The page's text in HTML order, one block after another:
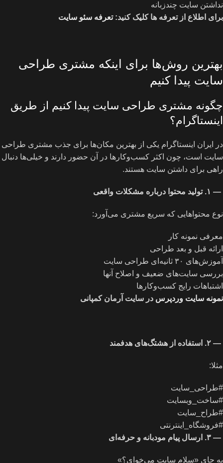
نداشتن سایت چندزبانه
برای اطلاع از تعرفه ها کلیک کنید:تعرفه سئو سایت
بهترین روش‌ها برای اینکه مشتری طراحی
سایت پیدا کنیم
چگونه مشتری طراحی سایت پیدا کنیم از طریق
اینستاگرام؟
در ایران اینستاگرام یکی از بهترین مکان‌ها برای جذب مشتری طراحی
سایت است، چون اکثر کسب‌وکارها در آن حضور دارند و خیلی‌ها دنبال
راهی برای داشتن سایت هستند.
— ۱.تولید محتوا درباره مشکلات واقعی
نوع محتواهایی که سریع مشتری می‌آورد:
معرفی نمونه کار
ارائه قبل و بعد طراحی
آموزش‌های ۳۰ ثانیه‌ای طراحی سایت
بررسی سایت‌های ضعیف و اصلاح آنها
اشتباهات رایج کسب‌وکارها
نمونه سایت وردپرس در سایت آرمان کمپانی
— ۲. استفاده از هشتگ‌های هدفمند
مثلا:
#طراحی_سایت
#ساخت_وبسایت
#طراح_سایت
#فروشگاه_اینترنتی
— ۳. ارسال پیام مودبانه و حرفه‌ای
به جای «سلام سایت می‌خوای؟»